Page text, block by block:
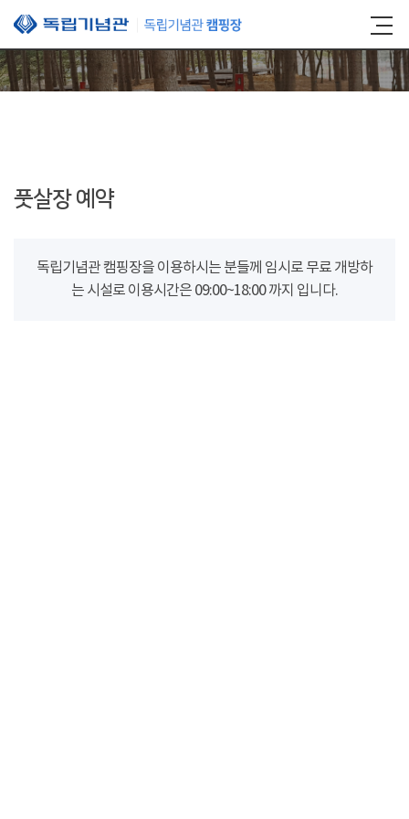
본문 바로가기
풋살장 예약
독립기념관 캠핑장을 이용하시는 분들께 임시로 무료 개방하
는 시설로 이용시간은 09:00~18:00 까지 입니다.